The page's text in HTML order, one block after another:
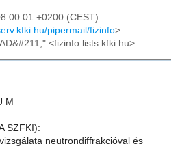
+0200 (CEST)
pipermail/fizinfo>
<fizinfo.lists.kfki.hu>
M
SZFKI):
neutrondiffrakcióval és